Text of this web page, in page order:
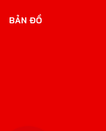
BẢN ĐỒ